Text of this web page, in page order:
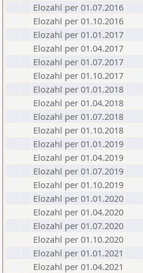
Elozahl per 01.07.2016
Elozahl per 01.10.2016
Elozahl per 01.01.2017
Elozahl per 01.04.2017
Elozahl per 01.07.2017
Elozahl per 01.10.2017
Elozahl per 01.01.2018
Elozahl per 01.04.2018
Elozahl per 01.07.2018
Elozahl per 01.10.2018
Elozahl per 01.01.2019
Elozahl per 01.04.2019
Elozahl per 01.07.2019
Elozahl per 01.10.2019
Elozahl per 01.01.2020
Elozahl per 01.04.2020
Elozahl per 01.07.2020
Elozahl per 01.10.2020
Elozahl per 01.01.2021
Elozahl per 01.04.2021